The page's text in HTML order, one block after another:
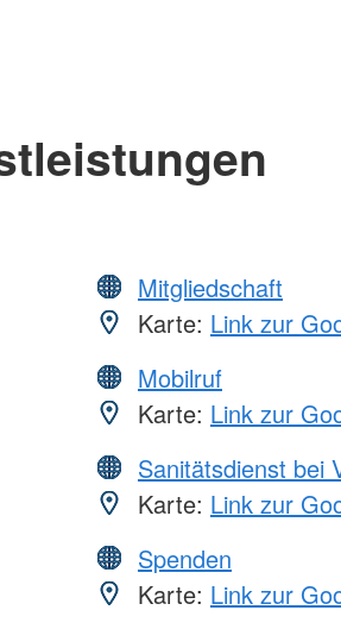
Mitgliedschaft
Karte: Link zur
Mobilruf
Karte: Link zur
Sanitätsdienst bei
Karte: Link zur
Spenden
Karte: Link zur